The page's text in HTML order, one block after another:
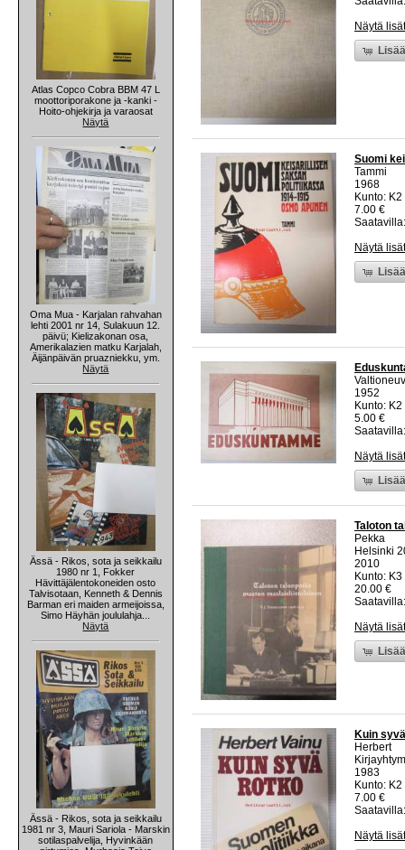
Atlas Copco Cobra BBM 47 L
moottoriporakone ja -kanki -
Hoito-ohjekirja ja varaosat
Näytä
Oma Mua - Karjalan rahvahan
lehti 2001 nr 14, Sulakuun 12.
päivü; Kielizakonan osa,
Amerikalazien matku Karjalah,
Äijänpäivän pruazniekku, ym.
Näytä
Ässä - Rikos, sota ja seikkailu
1980 nr 1, Fokker
Hävittäjälentokoneiden osto
Talvisotaan, Kenneth & Dennis
Barman eri maiden armeijoissa,
Simo Häyhän joululahja...
Näytä
Ässä - Rikos, sota ja seikkailu
1981 nr 3, Mauri Sariola - Marskin
sotilaspalvelija, Hyvinkään
Näytä
Suomi
Tammi
1968
Kunto:
7.00 €
Näytä
1952
Kunto:
5.00 €
Näytä
Taloton
Pekka
Helsinki
2010
Kunto:
20.00 €
Näytä
Kuin
Herbert
1983
Kunto:
7.00 €
Näytä